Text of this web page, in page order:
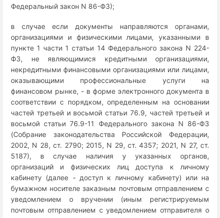
Федеральный закон N 86-ФЗ);
в случае если документы направляются органами,
организациями и физическими лицами, указанными в
пункте 1 части 1 статьи 14 Федерального закона N 224-
ФЗ, не являющимися кредитными организациями,
некредитными финансовыми организациями или лицами,
оказывающими профессиональные услуги на
финансовом рынке, - в форме электронного документа в
соответствии с порядком, определенным на основании
частей третьей и восьмой статьи 76.9, частей третьей и
восьмой статьи 76.9-11 Федерального закона N 86-ФЗ
(Собрание законодательства Российской Федерации,
2002, N 28, ст. 2790; 2015, N 29, ст. 4357; 2021, N 27, ст.
5187), в случае наличия у указанных органов,
организаций и физических лиц доступа к личному
кабинету (далее - доступ к личному кабинету) или на
бумажном носителе заказным почтовым отправлением с
уведомлением о вручении (иным регистрируемым
почтовым отправлением с уведомлением отправителя о